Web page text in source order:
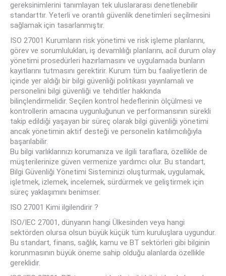
gereksinimlerini tanımlayan tek uluslararası denetlenebilir
standarttır. Yeterli ve orantılı güvenlik denetimleri seçilmesini
sağlamak için tasarlanmıştır.
ISO 27001 Kurumların risk yönetimi ve risk işleme planlarını,
görev ve sorumlulukları, iş devamlılığı planlarını, acil durum olay
yönetimi prosedürleri hazırlamasını ve uygulamada bunların
kayıtlarını tutmasını gerektirir. Kurum tüm bu faaliyetlerin de
içinde yer aldığı bir bilgi güvenliği politikası yayınlamalı ve
personelini bilgi güvenliği ve tehditler hakkında
bilinçlendirmelidir. Seçilen kontrol hedeflerinin ölçülmesi ve
kontrollerin amacına uygunluğunun ve performansının sürekli
takip edildiği yaşayan bir süreç olarak bilgi güvenliği yönetimi
ancak yönetimin aktif desteği ve personelin katılımcılığıyla
başarılabilir.
Bu bilgi varlıklarınızı korumanıza ve ilgili taraflara, özellikle de
müşterilerinize güven vermenize yardımcı olur. Bu standart,
Bilgi Güvenliği Yönetimi Sisteminizi oluşturmak, uygulamak,
işletmek, izlemek, incelemek, sürdürmek ve geliştirmek için
süreç yaklaşımını benimser.
ISO 27001 Kimi ilgilendirir ?
ISO/IEC 27001, dünyanın hangi Ülkesinden veya hangi
sektörden olursa olsun büyük küçük tüm kuruluşlara uygundur.
Bu standart, finans, sağlık, kamu ve BT sektörleri gibi bilginin
korunmasının büyük öneme sahip olduğu alanlarda özellikle
gereklidir.